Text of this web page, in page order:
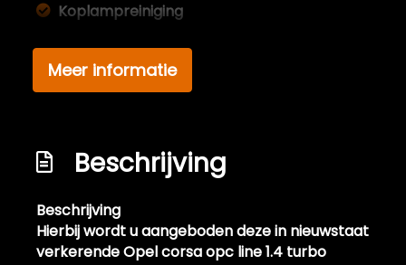
Koplampreiniging
Lichtmetalen velgen 18"
Panoramadak
Park distance control
Parkeersensor achter
Meer informatie
Beschrijving
Beschrijving
Hierbij wordt u aangeboden deze in nieuwstaat
verkerende Opel corsa opc line 1.4 turbo